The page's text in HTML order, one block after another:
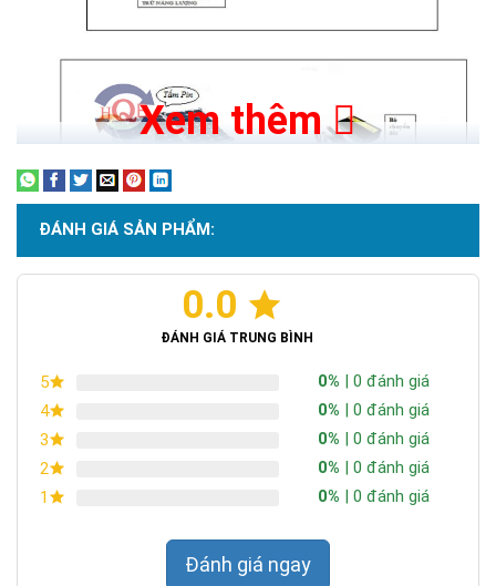
* Thông số kỹ thuật tấm
PIN NĂNG LƯỢNG MẶT TRỜI
PIN NĂNG LƯỢNG MẶT TRỜI MONO 100 W
Công suất tấm pin NL
mặt trời
100 W
Isc
5.7 A
Vmp
18.78 V
Xem thêm
ĐÁNH GIÁ SẢN PHẨM:
0.0
ĐÁNH GIÁ TRUNG BÌNH
5 0% | 0 đánh giá
4
0% | 0 đánh giá
3
0% | 0 đánh giá
2
0% | 0 đánh giá
1
0% | 0 đánh giá
Đánh giá ngay